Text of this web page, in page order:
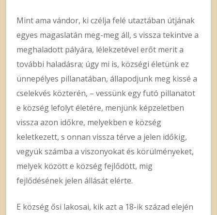
Mint ama vándor, ki czélja felé utaztában útjának
egyes magaslatán meg-meg áll, s vissza tekintve a
meghaladott pályára, lélekzetével erőt merit a
további haladásra; úgy mi is, községi életünk ez
ünnepélyes pillanatában, állapodjunk meg kissé a
cselekvés közterén, – vessünk egy futó pillanatot
e község lefolyt életére, menjünk képzeletben
vissza azon időkre, melyekben e község
keletkezett, s onnan vissza térve a jelen időkig,
vegyük számba a viszonyokat és körülményeket,
melyek között e község fejlődött, mig
fejlődésének jelen állását elérte.
E község ősi lakosai, kik azt a 18-ik század elején